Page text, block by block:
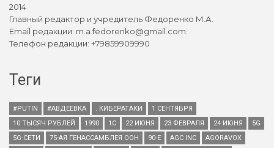
2014
Главный редактор и учредитель Федоренко М.А.
Email редакции: m.a.fedorenko@gmail.com.
Телефон редакции: +79859909990
Теги
#PUTIN #АВДЕЕВКА . КИБЕРАТАКИ
1 СЕНТЯБРЯ
10 ТЫСЯЧ РУБЛЕЙ
1990 1С 22 ИЮНЯ 23 ФЕВРАЛЯ 24 ИЮНЯ
5G
5G-СЕТИ
75-АЯ ГЕНАССАМБЛЕЯ ООН 90-Е AGC INC
AGORAVOX